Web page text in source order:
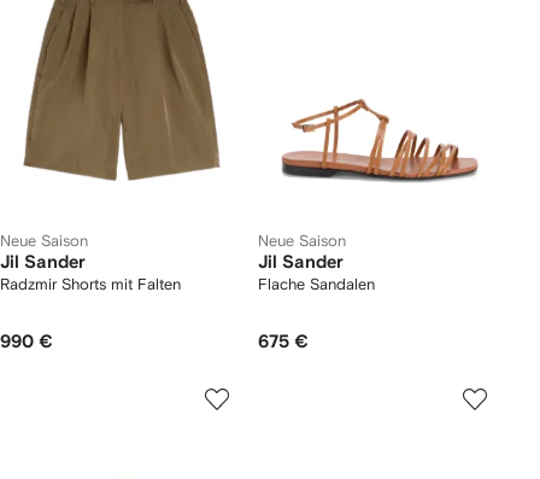
Neue Saison
Jil Sander
Radzmir Shorts mit Falten
990 €
Neue Saison
Jil Sander
Flache Sandalen
675 €